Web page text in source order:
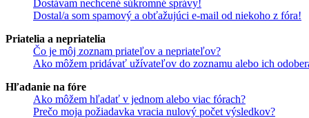
Dostávam nechcené súkromné správy!
Dostal/a som spamový a obťažujúci e-mail od niekoho z fóra!
Priatelia a nepriatelia
Čo je môj zoznam priateľov a nepriateľov?
Ako môžem pridávať užívateľov do zoznamu alebo ich
Hľadanie na fóre
Ako môžem hľadať v jednom alebo viac fórach?
Prečo moja požiadavka vracia nulový počet výsledkov?